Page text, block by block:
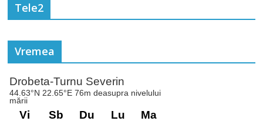
Tele2
Vremea